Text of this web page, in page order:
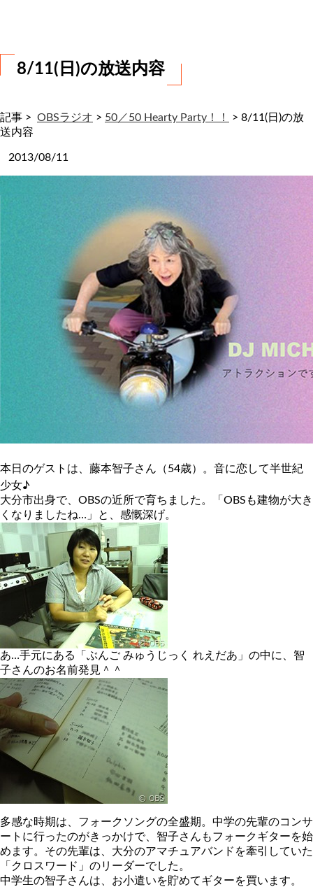
8/11(日)の放送内容
記事 > OBSラジオ > 50／50 Hearty Party！！ > 8/11(日)の放
送内容
2013/08/11
本日のゲストは、藤本智子さん（54歳）。音に恋して半世紀
少女♪
大分市出身で、OBSの近所で育ちました。「OBSも建物が大き
くなりましたね…」と、感慨深げ。
あ…手元にある「ぶんご みゅうじっく れえだあ」の中に、智
子さんのお名前発見＾＾
多感な時期は、フォークソングの全盛期。中学の先輩のコンサ
ートに行ったのがきっかけで、智子さんもフォークギターを始
めます。その先輩は、大分のアマチュアバンドを牽引していた
「クロスワード」のリーダーでした。
中学生の智子さんは、お小遣いを貯めてギターを買います。